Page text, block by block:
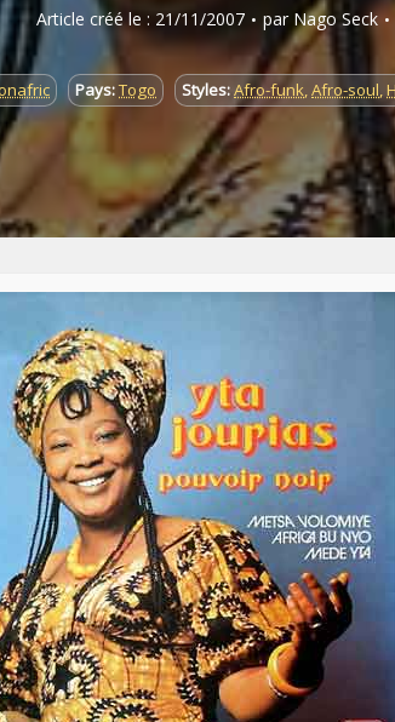
Article créé le : 21/11/2007 par Nago Seck
Pays:Togo Styles:Afro-funk,Afro-soul,